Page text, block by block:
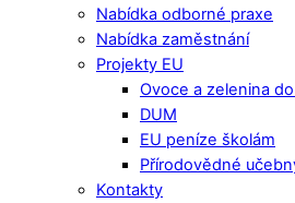
Nabídka odborné praxe
Nabídka zaměstnání
Projekty EU
Ovoce a zelenina
DUM
EU peníze školám
Přírodovědné
Kontakty